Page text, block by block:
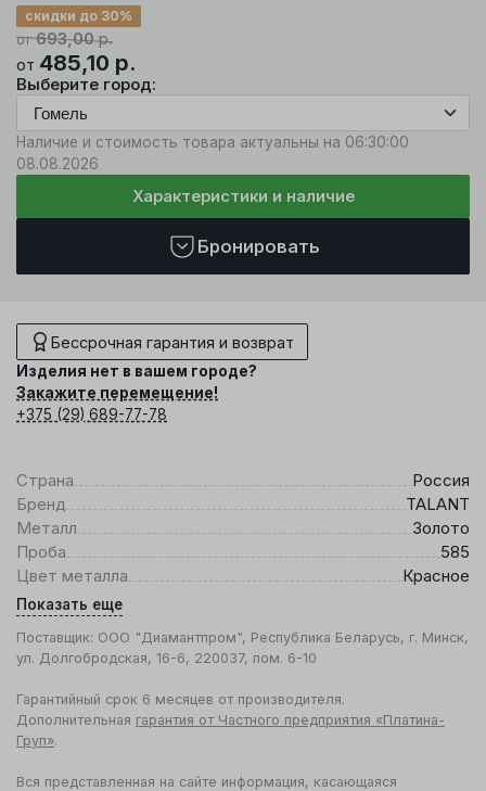
от693,00р.
скидки до 30%
от 485,10 р.
Выберите город:
Наличие и стоимость товара актуальны на 06:30:00
08.08.2026
Характеристики и наличие
Бронировать
Бессрочная гарантия и возврат
Изделия нет в вашем городе?
Закажите перемещение!
+375 (29) 689-77-78
Страна
Россия
Бренд
TALANT
Металл
Золото
Проба
585
Цвет металла
Красное
Показать еще
Поставщик: ООО "Диамантпром", Республика Беларусь, г. Минск,
ул. Долгобродская, 16-6, 220037, пом. 6-10
Гарантийный срок 6 месяцев от производителя.
Дополнительная гарантия от Частного предприятия «Платина-
Груп».
Вся представленная на сайте информация, касающаяся